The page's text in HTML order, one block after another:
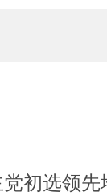
初选领先